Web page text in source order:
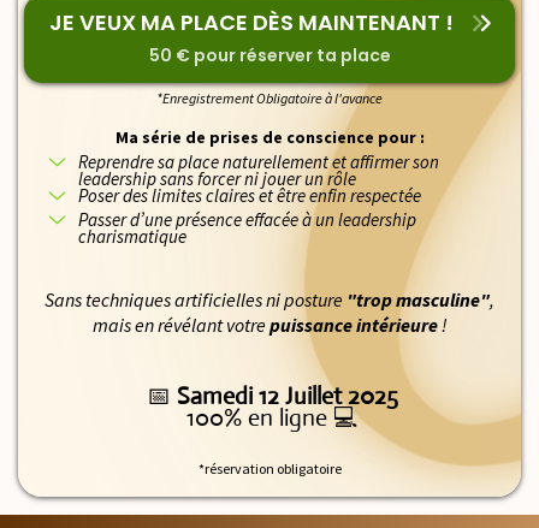
JE VEUX MA PLACE DÈS MAINTENANT !
50 € pour réserver ta place
*Enregistrement Obligatoire à l'avance
Ma série de prises de conscience pour :
Reprendre sa place naturellement et affirmer son
leadership sans forcer ni jouer un rôle
Poser des limites claires et être enfin respectée
Passer d’une présence effacée à un leadership
charismatique
Sans techniques artificielles ni posture "trop masculine",
mais en révélant votrepuissance intérieure!
📅 Samedi 12 Juillet 2025
100% en ligne 💻
*réservation obligatoire